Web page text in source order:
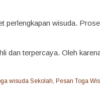
perlengkapan wisuda.
dan terpercaya. Oleh
wisuda Sekolah, Pesan Toga